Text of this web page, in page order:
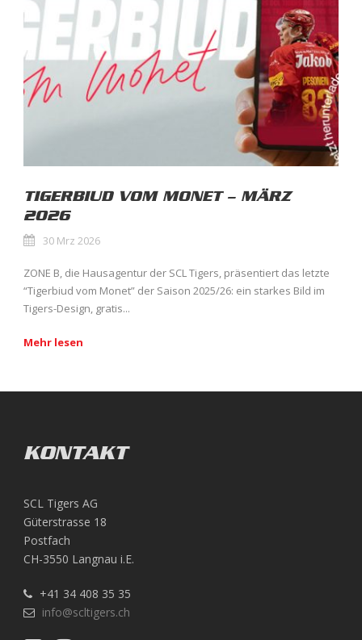
TIGERBIUD VOM MONET – MÄRZ
2026
30 Mrz 2026
ZONE B, die Hausagentur der SCL Tigers, präsentiert das letzte
“Tigerbiud vom Monet” der Saison 2025/26: ein starkes Bild im
Tigers-Design, gratis...
Mehr lesen
KONTAKT
SCL Tigers AG
Güterstrasse 18
Postfach
CH-3550 Langnau i.E.
+41 34 408 35 35
info@scltigers.ch